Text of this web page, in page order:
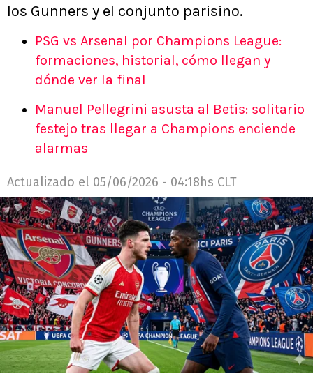
los Gunners y el conjunto parisino.
PSG vs Arsenal por Champions League:
formaciones, historial, cómo llegan y
dónde ver la final
Manuel Pellegrini asusta al Betis: solitario
festejo tras llegar a Champions enciende
alarmas
Actualizado el 05/06/2026 - 04:18hs CLT